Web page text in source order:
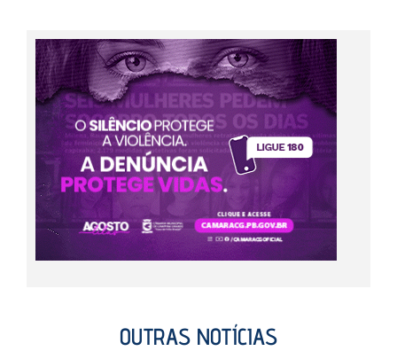
OUTRAS NOTÍCIAS